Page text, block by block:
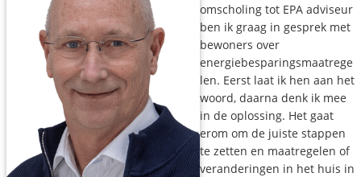
omscholing tot EPA adviseur
ben ik graag in gesprek met
bewoners over
energiebesparingsmaatrege
len. Eerst laat ik hen aan het
woord, daarna denk ik mee
in de oplossing. Het gaat
erom om de juiste stappen
te zetten en maatregelen of
veranderingen in het huis in